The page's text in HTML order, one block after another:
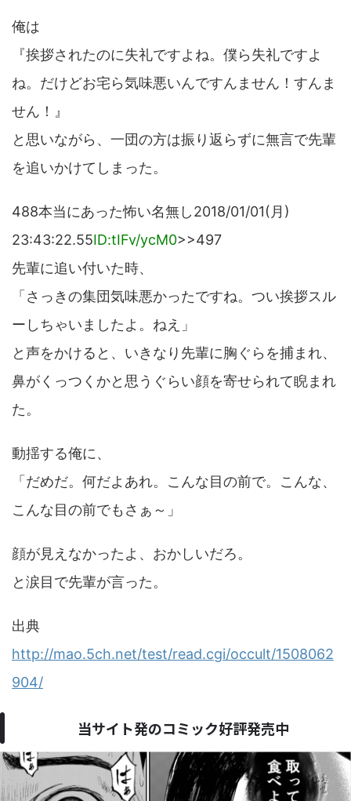
俺は
『挨拶されたのに失礼ですよね。僕ら失礼ですよ
ね。だけどお宅ら気味悪いんですんません！すんま
せん！』
と思いながら、一団の方は振り返らずに無言で先輩
を追いかけてしまった。
488本当にあった怖い名無し2018/01/01(月)
23:43:22.55ID:tIFv/ycM0>>497
先輩に追い付いた時、
「さっきの集団気味悪かったですね。つい挨拶スル
ーしちゃいましたよ。ねえ」
と声をかけると、いきなり先輩に胸ぐらを捕まれ、
鼻がくっつくかと思うぐらい顔を寄せられて睨まれ
た。
動揺する俺に、
「だめだ。何だよあれ。こんな目の前で。こんな、
こんな目の前でもさぁ～」
顔が見えなかったよ、おかしいだろ。
と涙目で先輩が言った。
出典
http://mao.5ch.net/test/read.cgi/occult/1508062
904/
当サイト発のコミック好評発売中